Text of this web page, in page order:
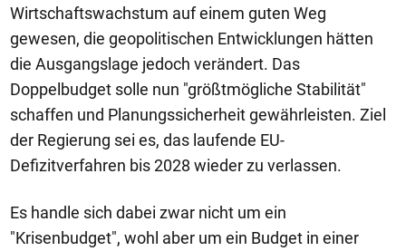
Wirtschaftswachstum auf einem guten Weg
gewesen, die geopolitischen Entwicklungen hätten
die Ausgangslage jedoch verändert. Das
Doppelbudget solle nun "größtmögliche Stabilität"
schaffen und Planungssicherheit gewährleisten. Ziel
der Regierung sei es, das laufende EU-
Defizitverfahren bis 2028 wieder zu verlassen.
Es handle sich dabei zwar nicht um ein
"Krisenbudget", wohl aber um ein Budget in einer